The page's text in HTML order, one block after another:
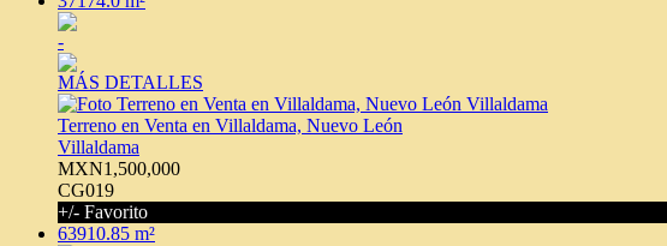
-
MÁS DETALLES
Terreno en Venta en Villaldama, Nuevo León
Villaldama
MXN1,500,000
CG019
+/- Favorito
63910.85 m²